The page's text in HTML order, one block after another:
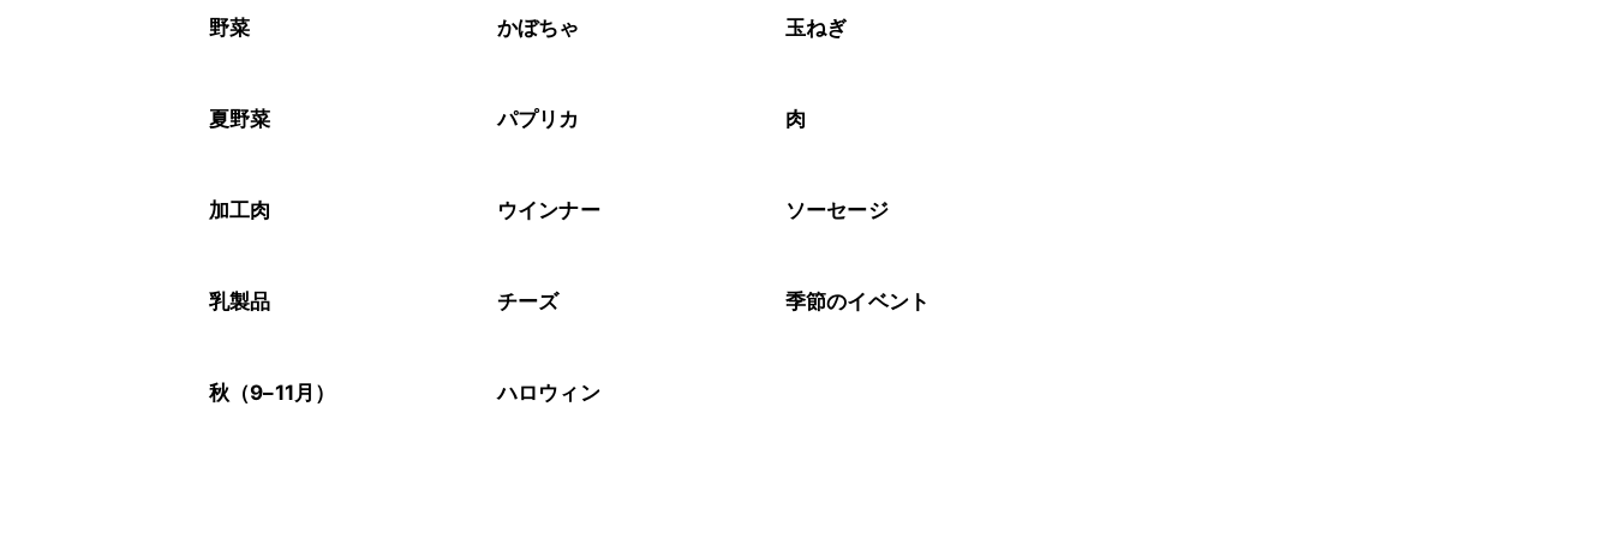
※日持ちは目安です。
野菜 かぼちゃ 玉ねぎ
夏野菜 パプリカ 肉
加工肉 ウインナー ソーセージ
乳製品 チーズ 季節のイベント
秋（9–11月） ハロウィン